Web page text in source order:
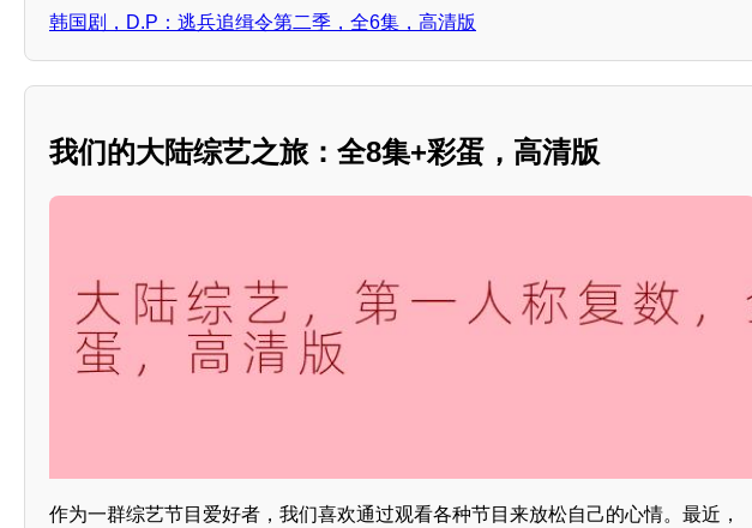
韩国剧，D.P：逃兵追缉令第二季，全6集，高清版
我们的大陆综艺之旅：全8集+彩蛋，高清版
作为一群综艺节目爱好者，我们喜欢通过观看各种节目来放松自己的心情。最近，